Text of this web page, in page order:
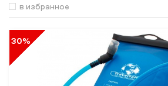
в избранное
30%